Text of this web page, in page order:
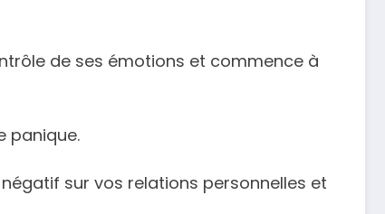
de ses émotions et commence à
panique.
sur vos relations personnelles et